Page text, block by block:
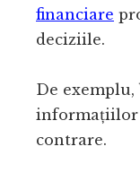
financiare
deciziile.
De exemplu,
informațiilor
contrare.